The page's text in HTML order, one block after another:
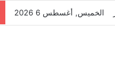
الخميس, أغسطس 6 2026